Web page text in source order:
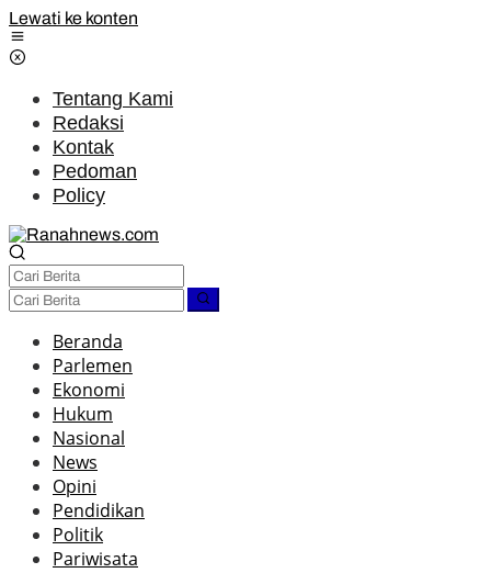
Lewati ke konten
Tentang Kami
Redaksi
Kontak
Pedoman
Policy
Beranda
Parlemen
Ekonomi
Hukum
Nasional
News
Opini
Pendidikan
Politik
Pariwisata